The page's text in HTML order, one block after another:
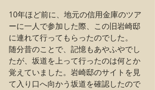
10年ほど前に、地元の信用金庫のツア
ーに一人で参加した際、この旧岩崎邸
に連れて行ってもらったのでした。
随分昔のことで、記憶もあやふやでし
たが、坂道を上って行ったのは何とか
覚えていました。岩崎邸のサイトを見
て入り口へ向かう坂道を確認したので